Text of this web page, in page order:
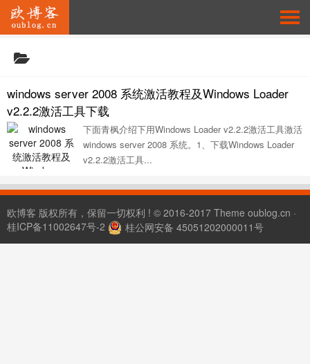
windows server 2008 系统激活教程及Windows Loader
v2.2.2激活工具下载
下面青枫介绍下用Windows Loader v2.2.2激活工具激活
windows server 2008 系统。1、下载Windows Loader
v2.2.2激活工具...
欧博客 版权所有，保留一切权利 ! © 2016-2017 Theme oublog.cn ·
桂ICP备11002647号-2
桂公网安备 45051202000011号